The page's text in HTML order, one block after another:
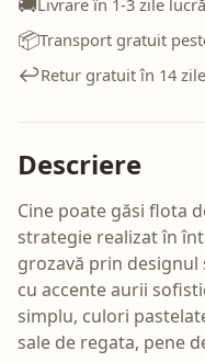
Livrare în 1-3 zile
📦Transport gratuit
↩️Retur gratuit în 14 zile
Descriere
Cine poate găsi flota
strategie realizat în
grozavă prin designul
cu accente aurii
simplu, culori
sale de regata, pene